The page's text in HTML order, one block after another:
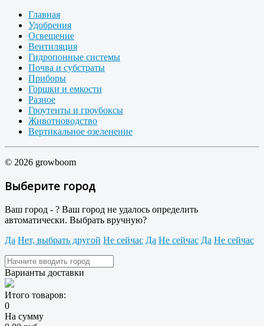
Главная
Удобрения
Освещение
Вентиляция
Гидропонные системы
Почва и субстраты
Приборы
Горшки и емкости
Разное
Гроутенты и гроубоксы
Животноводство
Вертикальное озеленение
© 2026 growboom
Выберите город
Ваш город - ? Ваш город не удалось определить
автоматически. Выбрать вручную?
Да Нет, выбрать другой Не сейчас Да Не сейчас Да Не сейчас
Варианты доставки
Итого товаров:
0
На сумму